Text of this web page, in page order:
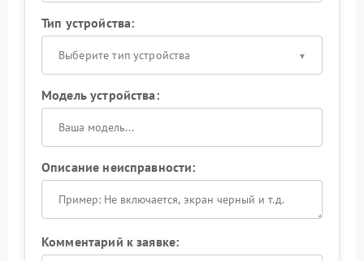
Тип устройства:
Выберите тип устройства
Модель устройства:
Описание неисправности:
Комментарий к заявке: